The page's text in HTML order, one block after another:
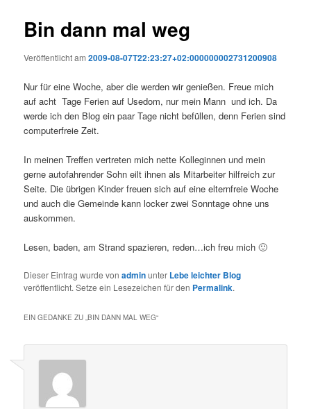
Bin dann mal weg
Veröffentlicht am2009-08-07T22:23:27+02:000000002731200908
Nur für eine Woche, aber die werden wir genießen. Freue mich
auf acht Tage Ferien auf Usedom, nur mein Mann und ich. Da
werde ich den Blog ein paar Tage nicht befüllen, denn Ferien sind
computerfreie Zeit.
In meinen Treffen vertreten mich nette Kolleginnen und mein
gerne autofahrender Sohn eilt ihnen als Mitarbeiter hilfreich zur
Seite. Die übrigen Kinder freuen sich auf eine elternfreie Woche
und auch die Gemeinde kann locker zwei Sonntage ohne uns
auskommen.
Lesen, baden, am Strand spazieren, reden…ich freu mich 🙂
Dieser Eintrag wurde vonadminunter Lebe leichter Blog
veröffentlicht. Setze ein Lesezeichen für den Permalink.
EIN GEDANKE ZU „BIN DANN MAL WEG“